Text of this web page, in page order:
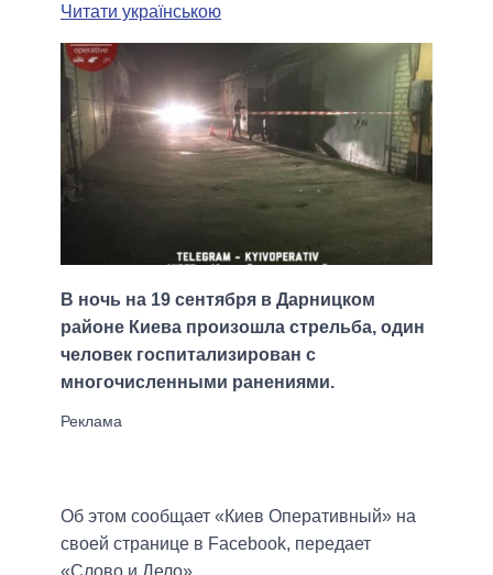
МЭРЫ
ВСЕ ПЕРСОНЫ
СРАВНЕНИЕ ПОЛИТИКОВ
Читати українською
В ночь на 19 сентября в Дарницком
районе Киева произошла стрельба, один
человек госпитализирован с
многочисленными ранениями.
Об этом сообщает «Киев Оперативный» на
своей странице в Facebook, передает